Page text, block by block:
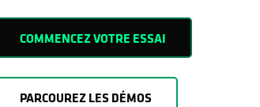
COMMENCEZ VOTRE ESSAI
PARCOUREZ LES DÉMOS